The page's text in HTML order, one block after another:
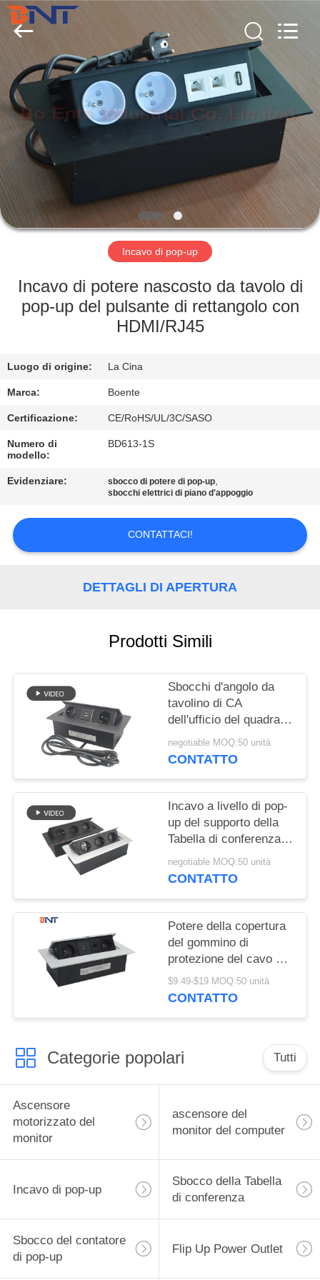
CASA
PRODOTTI
CIRCA
NOI
GIRO
FABBRICA
CONTROLLO
QUALITÀ
CONTATTICI
NOTIZIE
CONFERENCE
DEL
SITO
PRIVACY
POLICY
Ltd
(Bo
Ente
Industrial
Co.,
All
Rights
Reserved.
Developed
by
ECER
Incavo di pop-up
Incavo di potere nascosto da tavolo di
pop-up del pulsante di rettangolo con
HDMI/RJ45
Luogo di origine: La Cina
Marca: Boente
Certificazione: CE/RoHS/UL/3C/SASO
Numero di
modello:
BD613-1S
Evidenziare: sbocco di potere di pop-up,
sbocchi elettrici di piano d'appoggio
CONTATTACI!
DETTAGLI DI APERTURA
Prodotti Simili
Sbocchi d'angolo da
tavolino di CA
dell'ufficio del quadrato
dell'incavo 3MM di pop-
up della sala riunioni
negotiable MOQ:50 unità
CONTATTO
Incavo a livello di pop-
up del supporto della
Tabella di conferenza di
multimedia
negotiable MOQ:50 unità
CONTATTO
Potere della copertura
del gommino di
protezione del cavo del
contenitore di incavo di
pop-up dello scrittorio
$9.49-$19 MOQ:50 unità
CONTATTO
Categorie popolari Tutti
Ascensore
motorizzato del
monitor
ascensore del
monitor del computer
Incavo di pop-up
Sbocco della Tabella
di conferenza
Sbocco del contatore
di pop-up
Flip Up Power Outlet